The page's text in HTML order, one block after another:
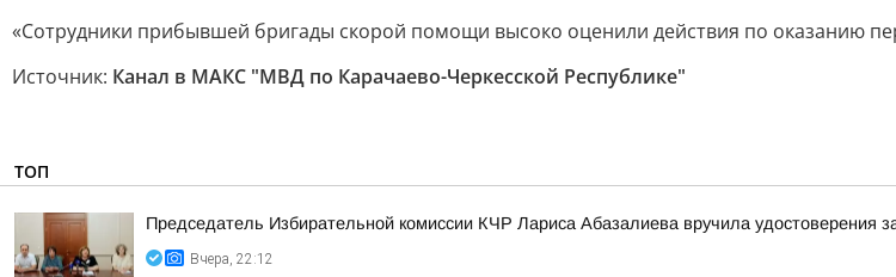
«Сотрудники прибывшей бригады скорой помощи высоко оценили действия по оказанию
Источник: Канал в МАКС "МВД по Карачаево-Черкесской Республике"
ТОП
Председатель Избирательной комиссии КЧР Лариса Абазалиева вручила
Вчера, 22:12